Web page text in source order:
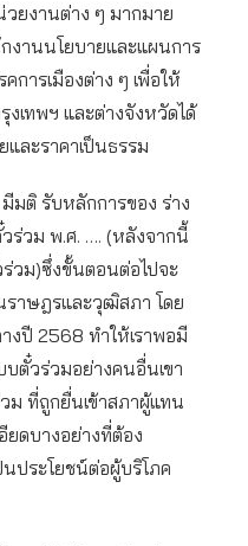
วยงานต่าง ๆ มากมาย
งานนโยบายและแผนการ
การเมืองต่าง ๆ เพื่อให้
งเทพฯ และต่างจังหวัดได้
ละราคาเป็นธรรม
มติ รับหลักการของ ร่าง
ร่วม พ.ศ. …. (หลังจากนี้
ร่วม)ซึ่งขั้นตอนต่อไปจะ
ราษฎรและวุฒิสภา โดย
งปี 2568 ทำให้เราพอมี
บตั๋วร่วมอย่างคนอื่นเขา
ม ที่ถูกยื่นเข้าสภาผู้แทน
ยดบางอย่างที่ต้อง
ประโยชน์ต่อผู้บริโภค